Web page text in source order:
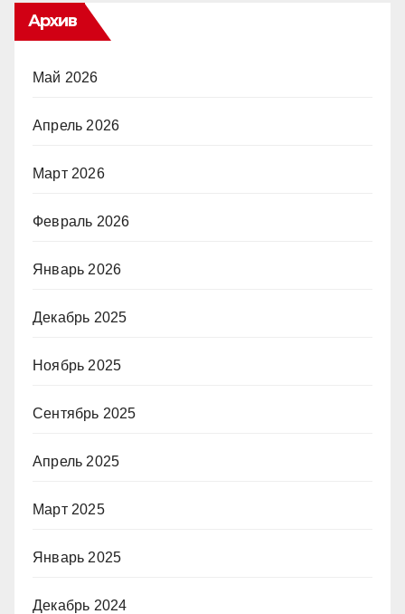
Архив
Май 2026
Апрель 2026
Март 2026
Февраль 2026
Январь 2026
Декабрь 2025
Ноябрь 2025
Сентябрь 2025
Апрель 2025
Март 2025
Январь 2025
Декабрь 2024